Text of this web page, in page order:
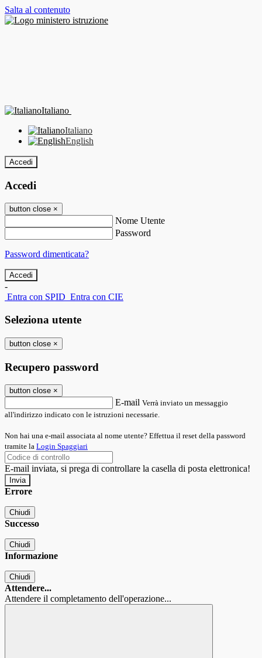
Salta al contenuto
Italiano
Italiano
English
Accedi
Accedi
button close ×
Nome Utente
Password
Password dimenticata?
-
Entra con SPID Entra con CIE
Seleziona utente
button close ×
Recupero password
button close ×
E-mail Verrà inviato un messaggio
all'indirizzo indicato con le istruzioni necessarie.
Non hai una e-mail associata al nome utente? Effettua il reset della password
tramite la Login Spaggiari
E-mail inviata, si prega di controllare la casella di posta elettronica!
Errore
Chiudi
Successo
Chiudi
Informazione
Chiudi
Attendere...
Attendere il completamento dell'operazione...